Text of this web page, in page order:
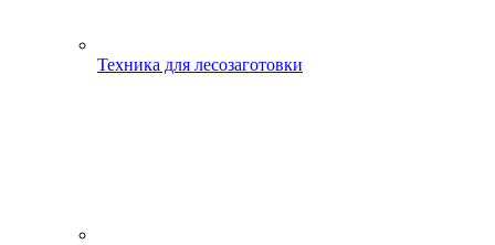
Техника для лесозаготовки